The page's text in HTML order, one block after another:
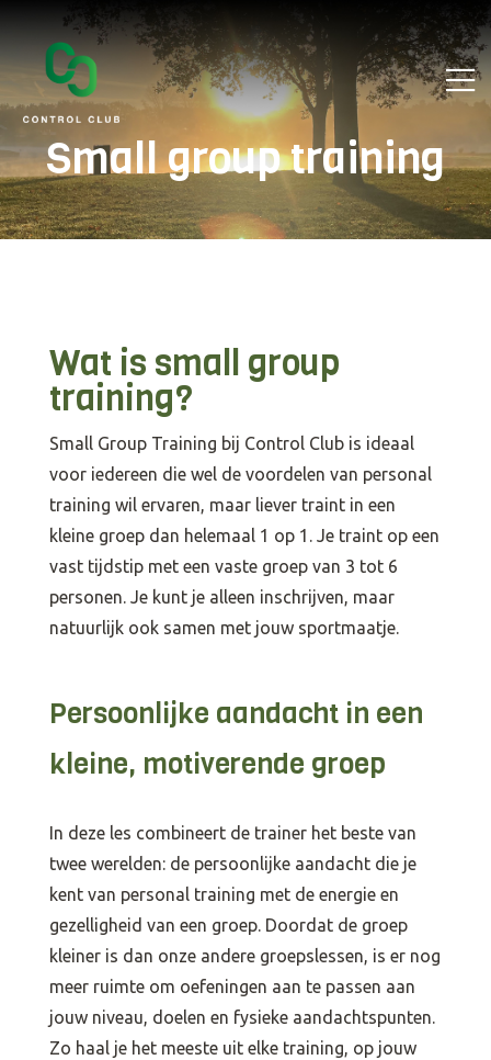
Small group training
Wat is small group
training?
Small Group Training bij Control Club is ideaal
voor iedereen die wel de voordelen van personal
training wil ervaren, maar liever traint in een
kleine groep dan helemaal 1 op 1. Je traint op een
vast tijdstip met een vaste groep van 3 tot 6
personen. Je kunt je alleen inschrijven, maar
natuurlijk ook samen met jouw sportmaatje.
Persoonlijke aandacht in een
kleine, motiverende groep
In deze les combineert de trainer het beste van
twee werelden: de persoonlijke aandacht die je
kent van personal training met de energie en
gezelligheid van een groep. Doordat de groep
kleiner is dan onze andere groepslessen, is er nog
meer ruimte om oefeningen aan te passen aan
jouw niveau, doelen en fysieke aandachtspunten.
Zo haal je het meeste uit elke training, op jouw